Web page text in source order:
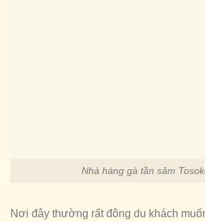
Nhà hàng gà tần sâm
Nơi đây thường rất đông du khách